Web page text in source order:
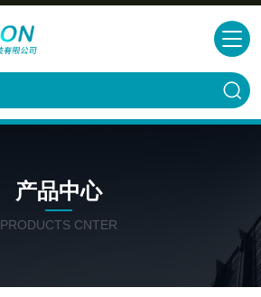
产品中心
PRODUCTS CNTER